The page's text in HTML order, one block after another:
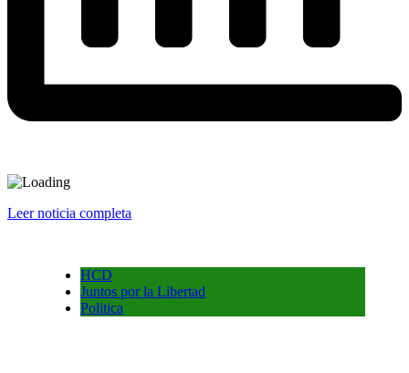
Leer noticia completa
HCD
Juntos por la Libertad
Politica